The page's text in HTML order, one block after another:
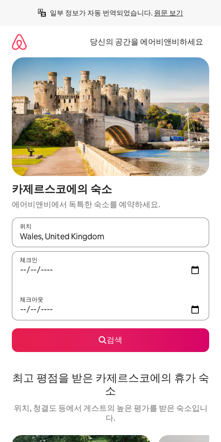
일부 정보가 자동 번역되었습니다. 원문 보기
당신의 공간을 에어비앤비하세요
카제르스코에의 숙소
에어비앤비에서 독특한 숙소를 예약하세요.
위치
결과가 나오면 위·아래 화살표 키를 사용하거나 터치 또는 스와이
체크인
체크아웃
검색
최고 평점을 받은 카제르스코에의 휴가 숙
소
위치, 청결도 등에서 게스트의 높은 평가를 받은 숙소입니
다.